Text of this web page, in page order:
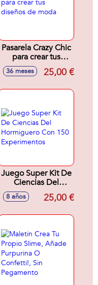
Pasarela Crazy Chic
para crear tus
diseños de moda
36 meses 25,00 €
Juego Super Kit De
Ciencias Del
Hormiguero Con
150 Experimentos
8 años 25,00 €